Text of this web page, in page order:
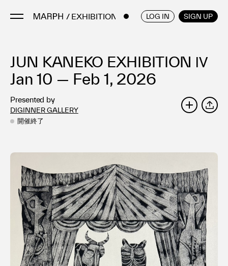
/ EXHIBITIONS LOG IN SIGN UP
Artists
Artworks
Galleries & Museums
Exhibitions
Art Fairs & Events
About
FAQ
利用規約
プライバシ−ポリシー
運営会社
ENGLISH / JAPANESE
JUN KANEKO EXHIBITION Ⅳ
Jan 10 — Feb 1, 2026
Presented by
DIGINNER GALLERY
開催終了